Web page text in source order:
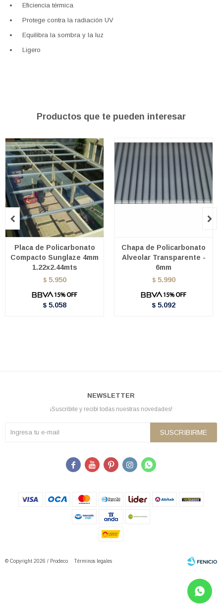
Eficiencia térmica
Protege contra la radiación UV
Equilibra la sombra y la luz
Ligero
Productos que te pueden interesar
Placa de Policarbonato
Compacto Sunglaze 4mm
1.22x2.44mts
$ 5.950
$ 5.058
Chapa de Policarbonato
Alveolar Transparente -
6mm
$ 5.990
$ 5.092
 
NEWSLETTER
¡Suscribite y recibí todas nuestras novedades!
SUSCRIBIRME
    
© Copyright 2026 / Prodeco Términos legales